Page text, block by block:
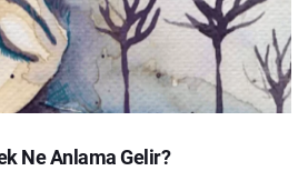
Ne Anlama Gelir?